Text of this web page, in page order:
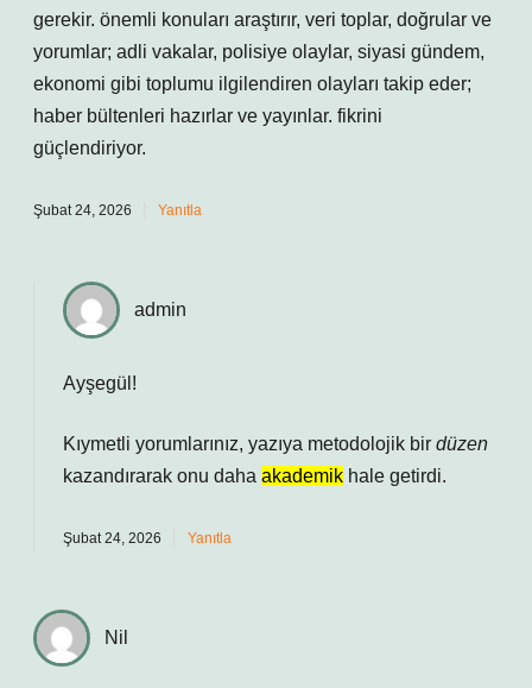
gerekir. önemli konuları araştırır, veri toplar, doğrular ve
yorumlar; adli vakalar, polisiye olaylar, siyasi gündem,
ekonomi gibi toplumu ilgilendiren olayları takip eder;
haber bültenleri hazırlar ve yayınlar. fikrini
güçlendiriyor.
Şubat 24, 2026 Yanıtla
admin
Ayşegül!
Kıymetli yorumlarınız, yazıya metodolojik bir düzen
kazandırarak onu daha akademik hale getirdi.
Şubat 24, 2026 Yanıtla
Nil